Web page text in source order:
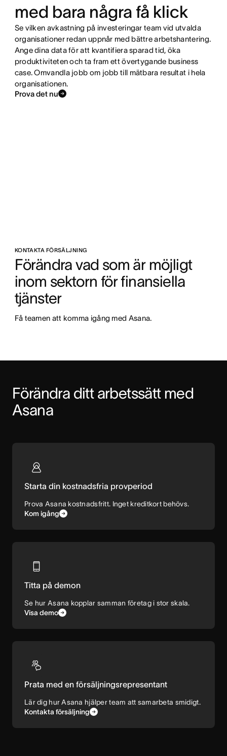
med bara några få klick
Se vilken avkastning på investeringar team vid utvalda
organisationer redan uppnår med bättre arbetshantering.
Ange dina data för att kvantifiera sparad tid, öka
produktiviteten och ta fram ett övertygande business
case. Omvandla jobb om jobb till mätbara resultat i hela
organisationen.
Prova det nu
KONTAKTA FÖRSÄLJNING
Förändra vad som är möjligt
inom sektorn för finansiella
tjänster
Få teamen att komma igång med Asana.
Förändra ditt arbetssätt med
Asana
Starta din kostnadsfria provperiod
Prova Asana kostnadsfritt. Inget kreditkort behövs.
Kom igång
Titta på demon
Se hur Asana kopplar samman företag i stor skala.
Visa demo
Prata med en försäljningsrepresentant
Lär dig hur Asana hjälper team att samarbeta smidigt.
Kontakta försäljning